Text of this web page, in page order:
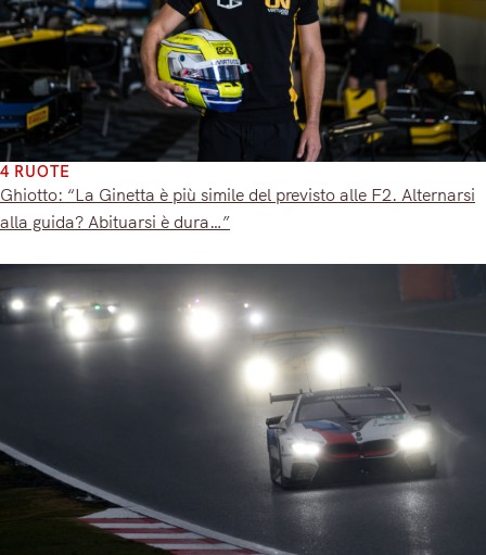
4 RUOTE
Ghiotto: “La Ginetta è più simile del previsto alle F2. Alternarsi
alla guida? Abituarsi è dura…”